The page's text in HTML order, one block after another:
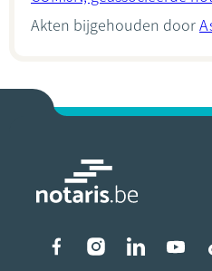
Akten bijgehouden door
Liens vers